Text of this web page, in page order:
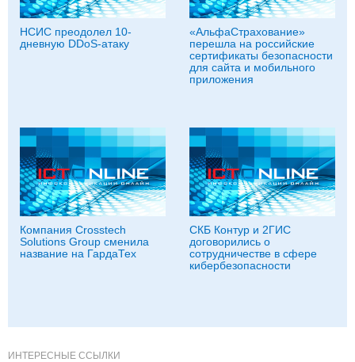
НСИС преодолел 10-
дневную DDoS-атаку
«АльфаСтрахование»
перешла на российские
сертификаты безопасности
для сайта и мобильного
приложения
Компания Crosstech
Solutions Group сменила
название на ГардаТех
СКБ Контур и 2ГИС
договорились о
сотрудничестве в сфере
кибербезопасности
ИНТЕРЕСНЫЕ ССЫЛКИ